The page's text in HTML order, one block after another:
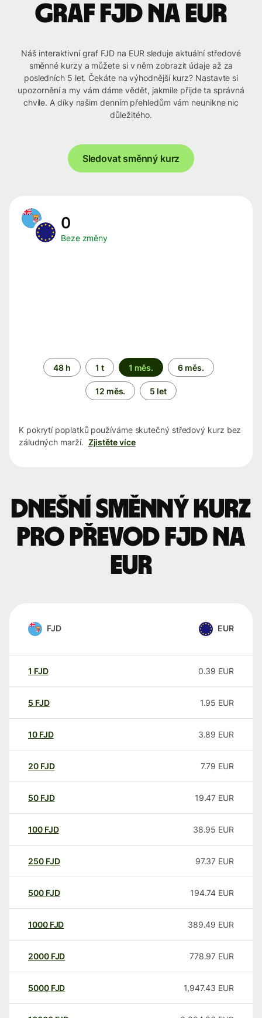
graf FJD na EUR
Náš interaktivní graf FJD na EUR sleduje aktuální středové
směnné kurzy a můžete si v něm zobrazit údaje až za
posledních 5 let. Čekáte na výhodnější kurz? Nastavte si
upozornění a my vám dáme vědět, jakmile přijde ta správná
chvíle. A díky našim denním přehledům vám neunikne nic
důležitého.
Sledovat směnný kurz
0
Beze změny
Časové
období
48 h 1 t 1 měs. 6 měs.
12 měs. 5 let
K pokrytí poplatků používáme skutečný středový kurz bez
záludných marží. Zjistěte více
Dnešní směnný kurz
pro převod FJD na
EUR
FJD EUR
1 FJD 0.39 EUR
5 FJD 1.95 EUR
10 FJD 3.89 EUR
20 FJD 7.79 EUR
50 FJD 19.47 EUR
100 FJD 38.95 EUR
250 FJD 97.37 EUR
500 FJD 194.74 EUR
1000 FJD 389.49 EUR
2000 FJD 778.97 EUR
5000 FJD 1,947.43 EUR